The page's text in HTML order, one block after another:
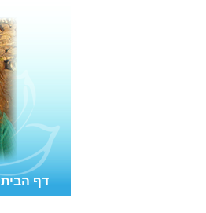
דף הבית